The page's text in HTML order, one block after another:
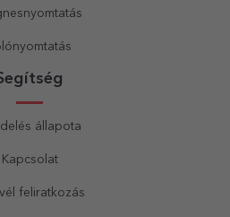
állapota
Kapcsolat
feliratkozás